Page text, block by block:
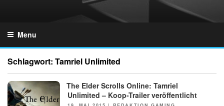
Menu
Schlagwort: Tamriel Unlimited
NEWS
The Elder Scrolls Online: Tamriel
Unlimited – Koop-Trailer veröffentlicht
POSTED